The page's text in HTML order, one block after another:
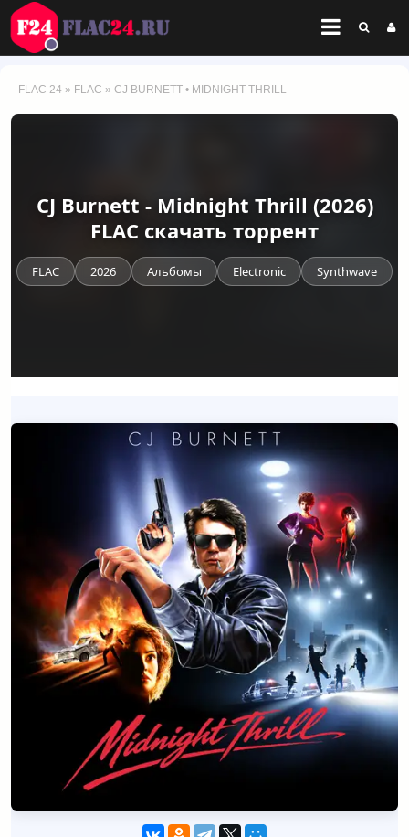
FLAC 24 » FLAC » CJ BURNETT • MIDNIGHT THRILL
CJ Burnett - Midnight Thrill (2026)
FLAC скачать торрент
FLAC 2026 Альбомы Electronic Synthwave